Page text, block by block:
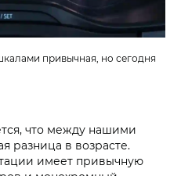
привычная, но сегодня
что между нашими
разница в возрасте.
имеет привычную